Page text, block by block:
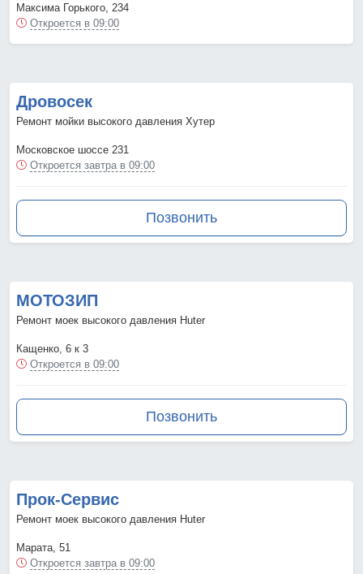
Максима Горького, 234
Откроется в 09:00
Дровосек
Ремонт мойки высокого давления Хутер
Московское шоссе 231
Откроется завтра в 09:00
Позвонить
МОТОЗИП
Ремонт моек высокого давления Huter
Кащенко, 6 к 3
Откроется в 09:00
Позвонить
Прок-Сервис
Ремонт моек высокого давления Huter
Марата, 51
Откроется завтра в 09:00